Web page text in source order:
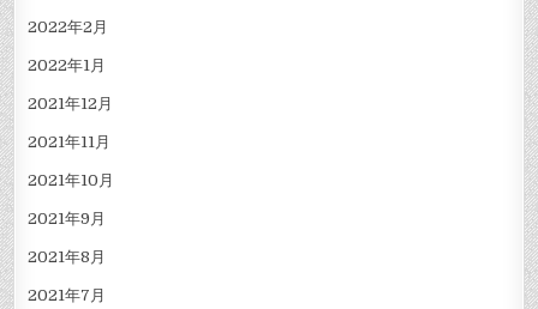
2022年2月
2022年1月
2021年12月
2021年11月
2021年10月
2021年9月
2021年8月
2021年7月